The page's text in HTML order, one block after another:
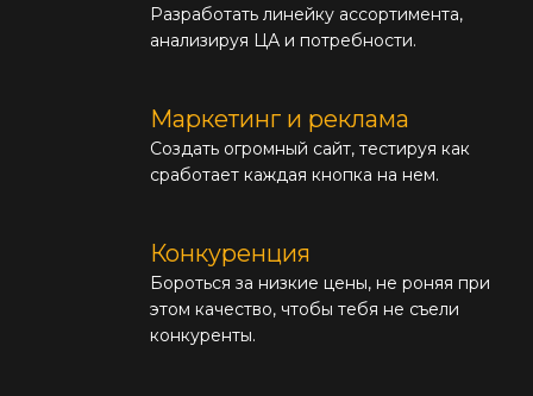
Разработать линейку ассортимента,
анализируя ЦА и потребности.
Маркетинг и реклама
Создать огромный сайт, тестируя как
сработает каждая кнопка на нем.
Конкуренция
Бороться за низкие цены, не роняя при
этом качество, чтобы тебя не съели
конкуренты.